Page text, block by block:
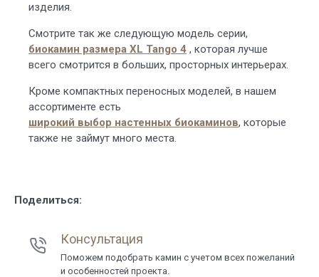
изделия.
Смотрите так же следующую модель серии,
биокамин размера XL Tango 4 , которая лучше
всего смотрится в больших, просторных интерьерах.
Кроме компактных переносных моделей, в нашем
ассортименте есть
широкий выбор настенных биокаминов, которые
также не займут много места.
Поделиться:
Консультация
Поможем подобрать камин с учетом всех пожеланий
и особенностей проекта.